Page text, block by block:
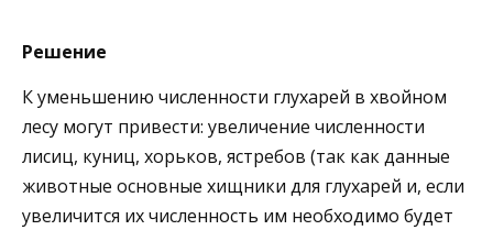
Решение
К уменьшению численности глухарей в хвойном
лесу могут привести: увеличение численности
лисиц, куниц, хорьков, ястребов (так как данные
животные основные хищники для глухарей и, если
увеличится их численность им необходимо будет